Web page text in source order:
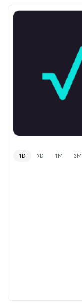
1D 7D 1M 3M